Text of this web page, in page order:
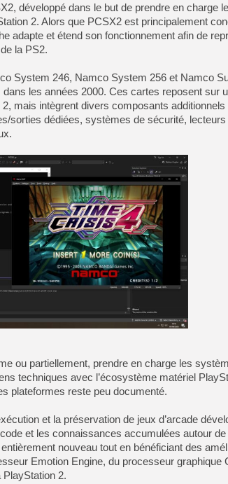
[GK] Déjà des
[GK] "Vous ne serez
développé dans le but de prendre en charge
2. Alors que PCSX2 est principalement
adapte et étend son fonctionnement afin de
la PS2.
System 246, Namco System 256 et Namco
les années 2000. Ces cartes reposent sur
mais intègrent divers composants
sorties dédiées, systèmes de sécurité,
ou partiellement, prendre en charge les
techniques avec l’écosystème matériel
plateformes reste peu documenté.
et la préservation de jeux d’arcade
et les connaissances accumulées autour
nouveau tout en bénéficiant des
Emotion Engine, du processeur graphique
2.